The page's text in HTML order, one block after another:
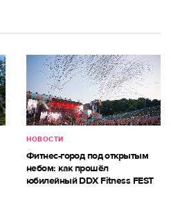
НОВОСТИ
Фитнес-город под открытым
небом: как прошёл
юбилейный DDX Fitness FEST